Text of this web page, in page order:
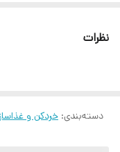
تنظیم سرعت 5 سرعته
قابلیت خمیر
نظرات
دسته‌بندی: خردکن و غذاساز